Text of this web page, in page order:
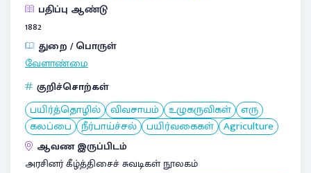
பதிப்பு ஆண்டு
1882
துறை / பொருள்
வேளாண்மை
குறிச்சொற்கள்
பயிர்த்தொழில் விவசாயம் உழுகருவிகள் எரு
கலப்பை நீர்பாய்ச்சல் பயிர்வகைகள் Agriculture
ஆவண இருப்பிடம்
அரசினர் கீழ்த்திசைச் சுவடிகள் நூலகம்